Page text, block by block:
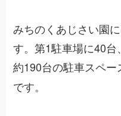
みちのくあじさい園
す。第1駐車場に40
約190台の駐車スペー
です。